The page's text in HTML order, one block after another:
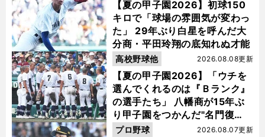
【夏の甲子園2026】初球150
キロで「球場の雰囲気が変わっ
た」 29年ぶり白星を呼んだ大
分商・平田玲翔の底知れぬ才能
【夏の甲子園2026】「ウチを
選んでくれるのは『Ｂランク』
の選手たち」 八幡商が15年ぶ
り甲子園をつかんだ"名門復
活"の舞台裏
2026.08.08更新
高校野球他
2026.08.07更新
プロ野球